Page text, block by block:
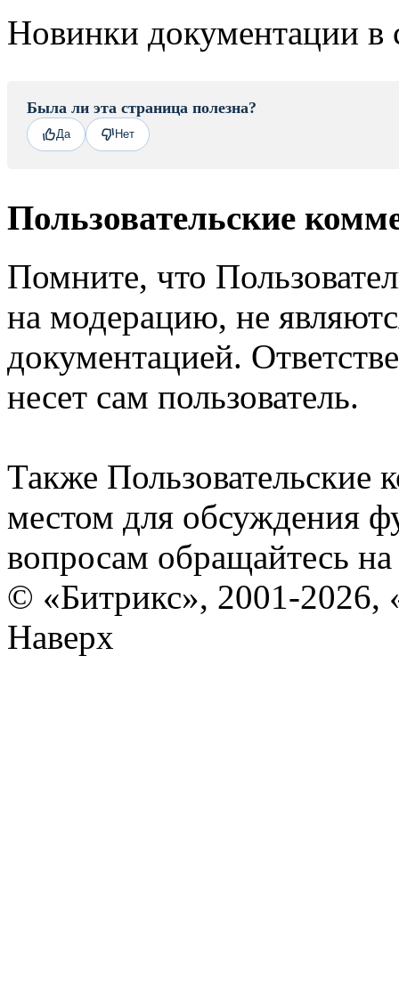
Новинки документации в
Была ли эта страница полезна?
Да Нет
Пользовательские
Помните, что
на модерацию, не
документацией.
несет сам пользователь.
Также Пользовательские
местом для обсуждения
вопросам обращайтесь
© «Битрикс», 2001-2026,
Наверх